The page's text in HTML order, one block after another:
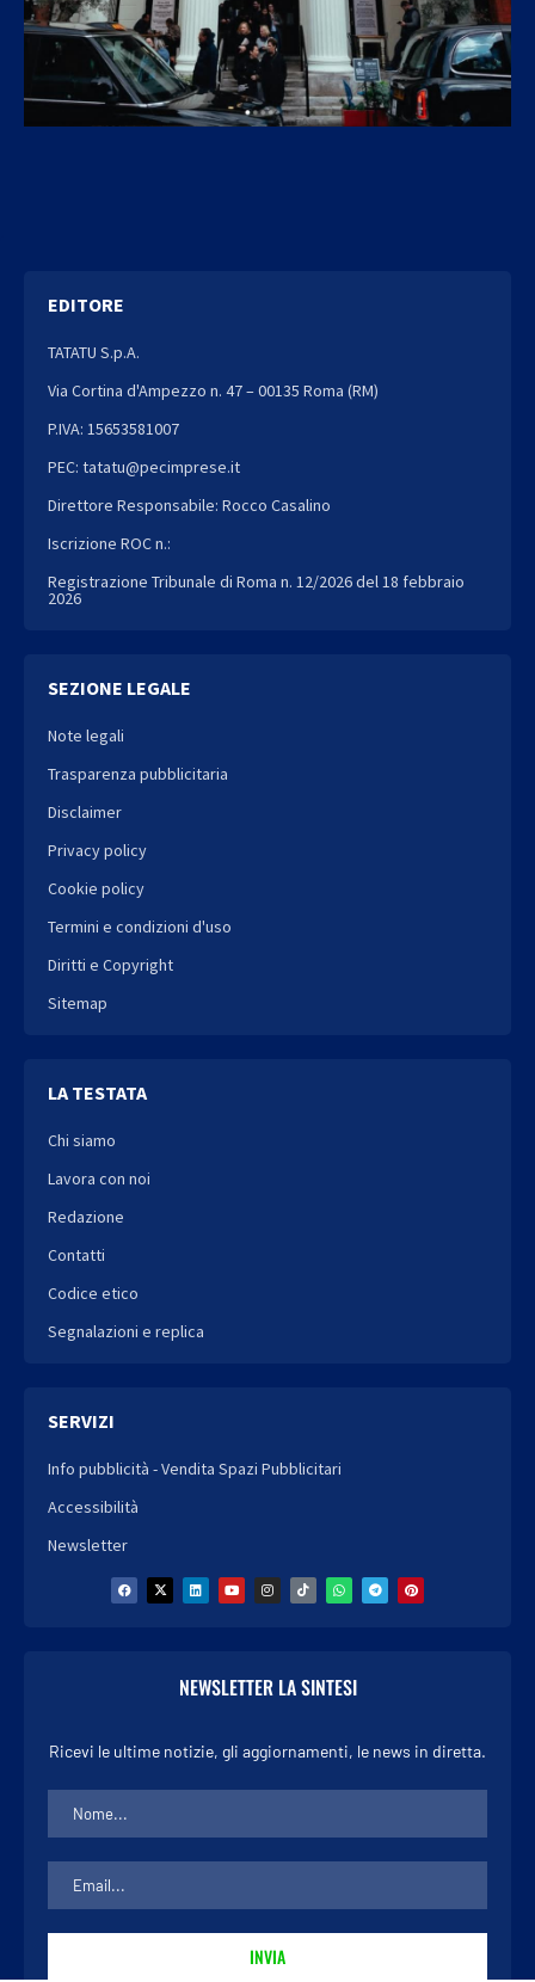
EDITORE
TATATU S.p.A.
Via Cortina d'Ampezzo n. 47 – 00135 Roma (RM)
P.IVA: 15653581007
PEC: tatatu@pecimprese.it
Direttore Responsabile: Rocco Casalino
Iscrizione ROC n.:
Registrazione Tribunale di Roma n. 12/2026 del 18 febbraio
2026
SEZIONE LEGALE
Note legali
Trasparenza pubblicitaria
Disclaimer
Privacy policy
Cookie policy
Termini e condizioni d'uso
Diritti e Copyright
Sitemap
LA TESTATA
Chi siamo
Lavora con noi
Redazione
Contatti
Codice etico
Segnalazioni e replica
SERVIZI
Info pubblicità - Vendita Spazi Pubblicitari
Accessibilità
Newsletter
NEWSLETTER LA SINTESI
Ricevi le ultime notizie, gli aggiornamenti, le news in diretta.